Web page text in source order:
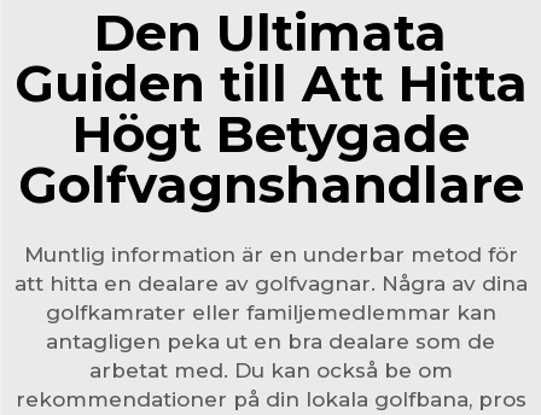
Den Ultimata
Guiden till Att Hitta
Högt Betygade
Golfvagnshandlare
Muntlig information är en underbar metod för
att hitta en dealare av golfvagnar. Några av dina
golfkamrater eller familjemedlemmar kan
antagligen peka ut en bra dealare som de
arbetat med. Du kan också be om
rekommendationer på din lokala golfbana, pros